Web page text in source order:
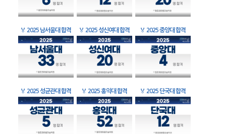
🏅 2025 남서울대 합격 🏅 2025 성신여대 합격 🏅 2025 중앙대 합격
🏅 2025 성균관대 합격 🏅 2025 홍익대 합격 🏅 2025 단국대 합격